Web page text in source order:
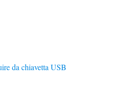
da chiavetta USB